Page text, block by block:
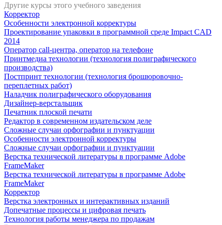
Другие курсы этого учебного заведения
Корректор
Особенности электронной корректуры
Проектирование упаковки в программной среде Impact CAD
2014
Оператор call-центра, оператор на телефоне
Принтмедиа технологии (технология полиграфического
производства)
Постпринт технологии (технология брошюровочно-
переплетных работ)
Наладчик полиграфического оборудования
Дизайнер-верстальщик
Печатник плоской печати
Редактор в современном издательском деле
Сложные случаи орфографии и пунктуации
Особенности электронной корректуры
Сложные случаи орфографии и пунктуации
Верстка технической литературы в программе Adobe
FrameMaker
Верстка технической литературы в программе Adobe
FrameMaker
Корректор
Верстка электронных и интерактивных изданий
Допечатные процессы и цифровая печать
Технология работы менеджера по продажам